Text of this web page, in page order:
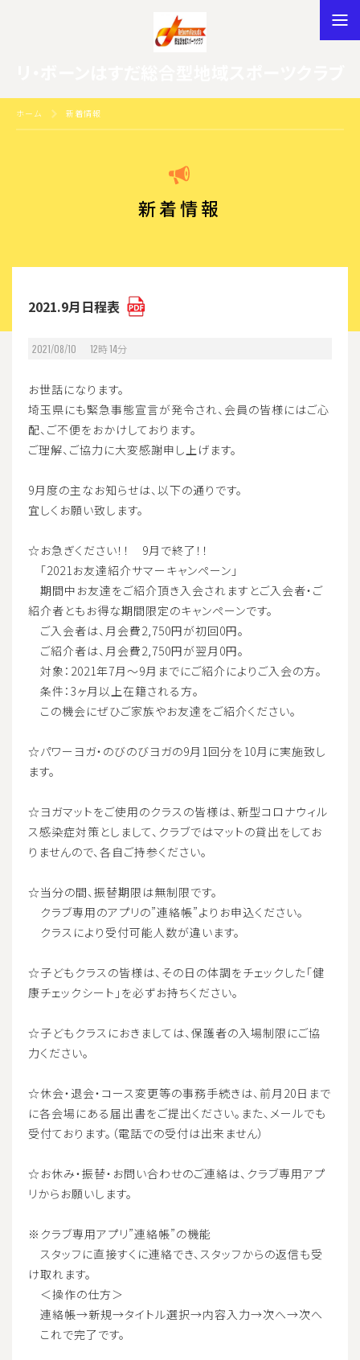
ホーム 新着情報
新着情報
2021.9月日程表
2021/08/10 12時14分
お世話になります。
埼玉県にも緊急事態宣言が発令され、会員の皆様にはご心
配、ご不便をおかけしております。
ご理解、ご協力に大変感謝申し上げます。
9月度の主なお知らせは、以下の通りです。
宜しくお願い致します。
☆お急ぎください！！ 9月で終了！！
「2021お友達紹介サマーキャンペーン」
期間中お友達をご紹介頂き入会されますとご入会者・ご
紹介者ともお得な期間限定のキャンペーンです。
ご入会者は、月会費2,750円が初回0円。
ご紹介者は、月会費2,750円が翌月0円。
対象：2021年7月～9月までにご紹介によりご入会の方。
条件：3ヶ月以上在籍される方。
この機会にぜひご家族やお友達をご紹介ください。
☆パワーヨガ・のびのびヨガの9月1回分を10月に実施致し
ます。
☆ヨガマットをご使用のクラスの皆様は、新型コロナウィル
ス感染症対策としまして、クラブではマットの貸出をしてお
りませんので、各自ご持参ください。
☆当分の間、振替期限は無制限です。
クラブ専用のアプリの”連絡帳”よりお申込ください。
クラスにより受付可能人数が違います。
☆子どもクラスの皆様は、その日の体調をチェックした「健
康チェックシート」を必ずお持ちください。
☆子どもクラスにおきましては、保護者の入場制限にご協
力ください。
☆休会・退会・コース変更等の事務手続きは、前月20日まで
に各会場にある届出書をご提出ください。また、メールでも
受付ております。（電話での受付は出来ません）
☆お休み・振替・お問い合わせのご連絡は、クラブ専用アプ
リからお願いします。
※クラブ専用アプリ”連絡帳”の機能
スタッフに直接すくに連絡でき、スタッフからの返信も受
け取れます。
＜操作の仕方＞
連絡帳→新規→タイトル選択→内容入力→次へ→次へ
これで完了です。